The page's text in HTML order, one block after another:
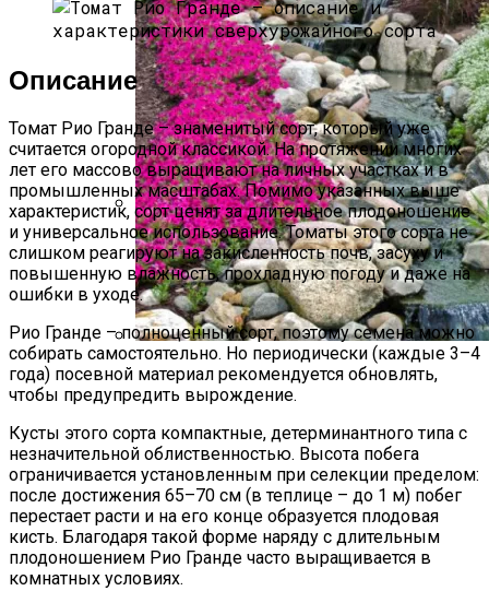
Какой Сорт Огурцов Посадить
Будущей Весной
Альпийская Горка – Как Сделать
Своими Руками Быстро И Просто
Описание
Томат Рио Гранде – знаменитый сорт, который уже
считается огородной классикой. На протяжении многих
лет его массово выращивают на личных участках и в
промышленных масштабах. Помимо указанных выше
характеристик, сорт ценят за длительное плодоношение
и универсальное использование. Томаты этого сорта не
слишком реагируют на закисленность почв, засуху и
повышенную влажность, прохладную погоду и даже на
ошибки в уходе.
Рио Гранде – полноценный сорт, поэтому семена можно
собирать самостоятельно. Но периодически (каждые 3–4
года) посевной материал рекомендуется обновлять,
чтобы предупредить вырождение.
Кусты этого сорта компактные, детерминантного типа с
незначительной облиственностью. Высота побега
ограничивается установленным при селекции пределом:
после достижения 65–70 см (в теплице – до 1 м) побег
перестает расти и на его конце образуется плодовая
кисть. Благодаря такой форме наряду с длительным
плодоношением Рио Гранде часто выращивается в
комнатных условиях.